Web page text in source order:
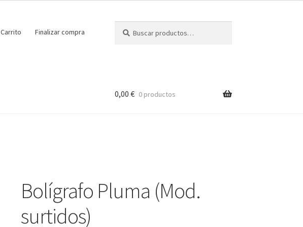
Carrito Finalizar compra
por:
0,00 € 0 productos
Bolígrafo Pluma (Mod.
surtidos)